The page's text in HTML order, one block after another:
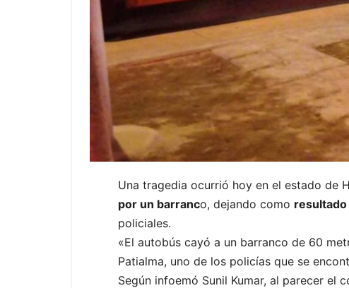
Una tragedia ocurrió hoy en el estado de
por un barranco, dejando como
policiales.
«El autobús cayó a un barranco de 60
Patialma, uno de los policías que se
Según infoemó Sunil Kumar, al parecer